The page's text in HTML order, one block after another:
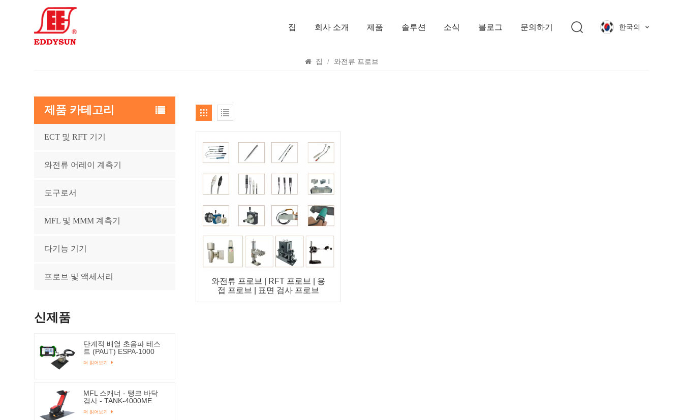
집 회사 소개 제품 솔루션 소식 블로그 문의하기 한국의
찾다
집 / 와전류 프로브
와전류 프로브 | RFT 프로브 | 용
접 프로브 | 표면 검사 프로브
제품 카테고리
ECT 및 RFT 기기
와전류 어레이 계측기
도구로서
MFL 및 MMM 계측기
다기능 기기
프로브 및 액세서리
신제품
단계적 배열 초음파 테스
트 (PAUT) ESPA-1000
더 읽어보기
MFL 스캐너 - 탱크 바닥
검사 - TANK-4000ME
더 읽어보기